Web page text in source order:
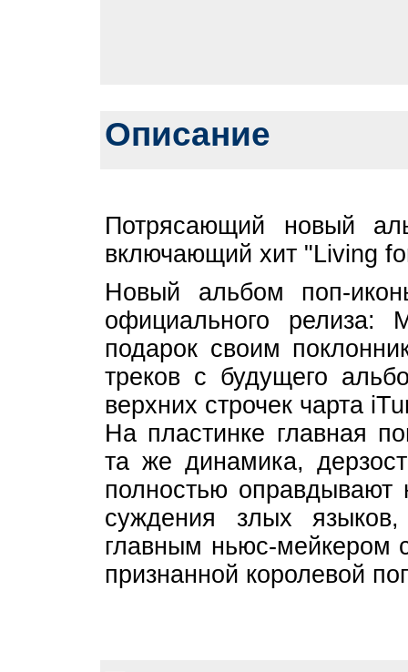
Описание
Потрясающий новый
включающий хит "Living
Новый альбом поп-
официального релиза:
подарок своим
треков с будущего
верхних строчек чарта
На пластинке главная
та же динамика,
полностью
суждения злых
главным ньюс-мейкером
признанной королевой